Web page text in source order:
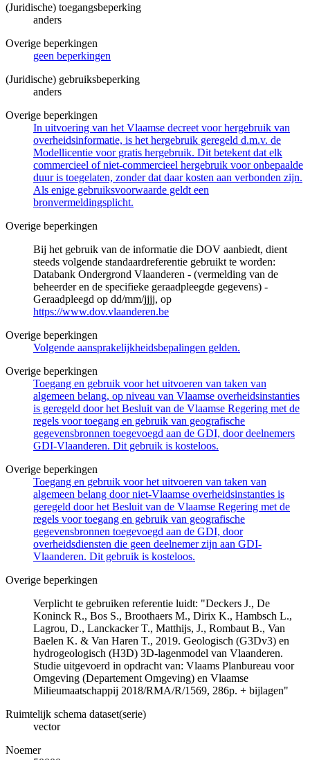
(Juridische) toegangsbeperking
anders
Overige beperkingen
geen beperkingen
(Juridische) gebruiksbeperking
anders
Overige beperkingen
In uitvoering van het Vlaamse decreet voor hergebruik van
overheidsinformatie, is het hergebruik geregeld d.m.v. de
Modellicentie voor gratis hergebruik. Dit betekent dat elk
commercieel of niet-commercieel hergebruik voor onbepaalde
duur is toegelaten, zonder dat daar kosten aan verbonden zijn.
Als enige gebruiksvoorwaarde geldt een
bronvermeldingsplicht.
Overige beperkingen
Bij het gebruik van de informatie die DOV aanbiedt, dient
steeds volgende standaardreferentie gebruikt te worden:
Databank Ondergrond Vlaanderen - (vermelding van de
beheerder en de specifieke geraadpleegde gegevens) -
Geraadpleegd op dd/mm/jjjj, op
https://www.dov.vlaanderen.be
Overige beperkingen
Volgende aansprakelijkheidsbepalingen gelden.
Overige beperkingen
Toegang en gebruik voor het uitvoeren van taken van
algemeen belang, op niveau van Vlaamse overheidsinstanties
is geregeld door het Besluit van de Vlaamse Regering met de
regels voor toegang en gebruik van geografische
gegevensbronnen toegevoegd aan de GDI, door deelnemers
GDI-Vlaanderen. Dit gebruik is kosteloos.
Overige beperkingen
Toegang en gebruik voor het uitvoeren van taken van
algemeen belang door niet-Vlaamse overheidsinstanties is
geregeld door het Besluit van de Vlaamse Regering met de
regels voor toegang en gebruik van geografische
gegevensbronnen toegevoegd aan de GDI, door
overheidsdiensten die geen deelnemer zijn aan GDI-
Vlaanderen. Dit gebruik is kosteloos.
Overige beperkingen
Verplicht te gebruiken referentie luidt: "Deckers J., De
Koninck R., Bos S., Broothaers M., Dirix K., Hambsch L.,
Lagrou, D., Lanckacker T., Matthijs, J., Rombaut B., Van
Baelen K. & Van Haren T., 2019. Geologisch (G3Dv3) en
hydrogeologisch (H3D) 3D-lagenmodel van Vlaanderen.
Studie uitgevoerd in opdracht van: Vlaams Planbureau voor
Omgeving (Departement Omgeving) en Vlaamse
Milieumaatschappij 2018/RMA/R/1569, 286p. + bijlagen"
Ruimtelijk schema dataset(serie)
vector
Noemer